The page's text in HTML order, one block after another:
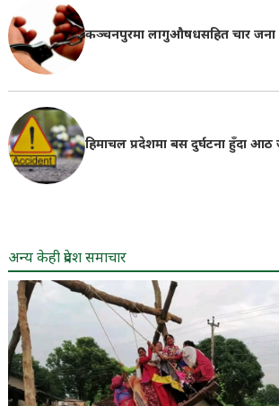
कञ्चनपुरमा लागुऔषधसहित चार जना
हिमाचल प्रदेशमा बस दुर्घटना हुँदा आठ
अन्य केही प्रदेश समाचार